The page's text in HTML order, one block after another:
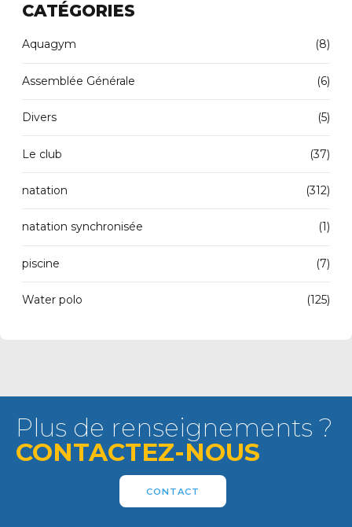
CATÉGORIES
Aquagym (8)
Assemblée Générale (6)
Divers (5)
Le club (37)
natation (312)
natation synchronisée (1)
piscine (7)
Water polo (125)
Plus de renseignements ?
CONTACTEZ-NOUS
CONTACT